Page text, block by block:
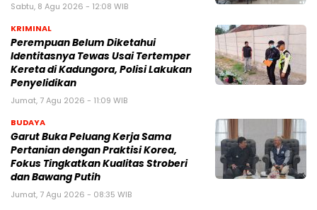
Sabtu, 8 Agu 2026 - 12:08 WIB
KRIMINAL
Perempuan Belum Diketahui
Identitasnya Tewas Usai Tertemper
Kereta di Kadungora, Polisi Lakukan
Penyelidikan
Jumat, 7 Agu 2026 - 11:09 WIB
BUDAYA
Garut Buka Peluang Kerja Sama
Pertanian dengan Praktisi Korea,
Fokus Tingkatkan Kualitas Stroberi
dan Bawang Putih
Jumat, 7 Agu 2026 - 08:35 WIB